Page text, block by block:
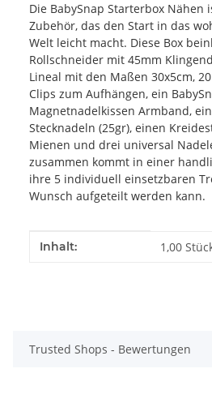
Die BabySnap Starterbox
Zubehör, das den Start in das
Welt leicht macht. Diese Box
Rollschneider mit 45mm
Lineal mit den Maßen 30x5cm,
Clips zum Aufhängen, ein
Magnetnadelkissen Armband,
Stecknadeln (25gr), einen
Mienen und drei universal
zusammen kommt in einer
ihre 5 individuell einsetzbaren
Wunsch aufgeteilt werden kann.
Produkteigenschaft
Wert
Inhalt: 1,00
Trusted Shops - Bewertungen